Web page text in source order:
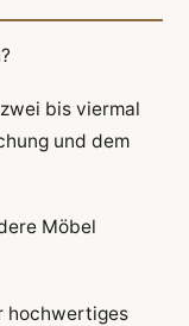
bis viermal
und dem
Möbel
hochwertiges